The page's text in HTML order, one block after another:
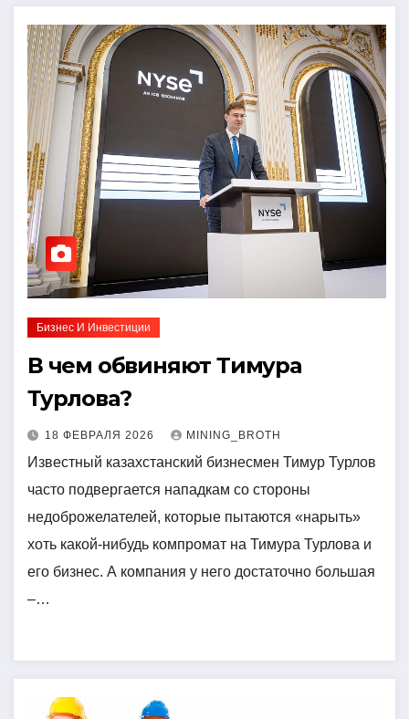
Бизнес И Инвестиции
В чем обвиняют Тимура
Турлова?
18 ФЕВРАЛЯ 2026 MINING_BROTH
Известный казахстанский бизнесмен Тимур Турлов
часто подвергается нападкам со стороны
недоброжелателей, которые пытаются «нарыть»
хоть какой-нибудь компромат на Тимура Турлова и
его бизнес. А компания у него достаточно большая
–…